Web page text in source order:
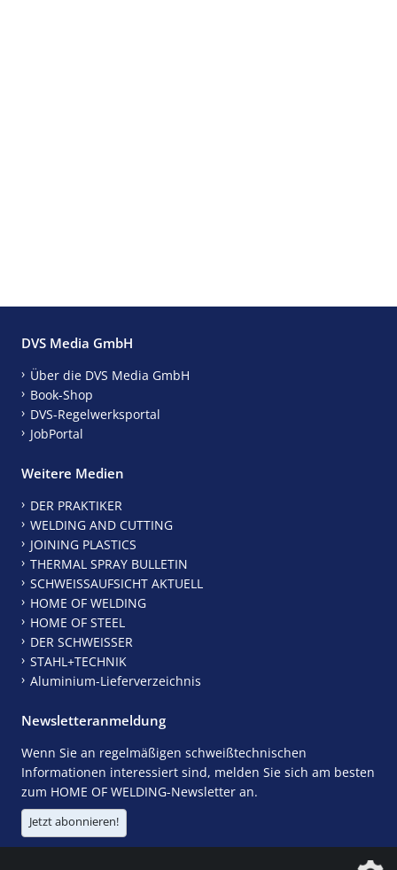
DVS Media GmbH
Über die DVS Media GmbH
Book-Shop
DVS-Regelwerksportal
JobPortal
Weitere Medien
DER PRAKTIKER
WELDING AND CUTTING
JOINING PLASTICS
THERMAL SPRAY BULLETIN
SCHWEISSAUFSICHT AKTUELL
HOME OF WELDING
HOME OF STEEL
DER SCHWEISSER
STAHL+TECHNIK
Aluminium-Lieferverzeichnis
Newsletteranmeldung
Wenn Sie an regelmäßigen schweißtechnischen
Informationen interessiert sind, melden Sie sich am besten
zum HOME OF WELDING-Newsletter an.
Jetzt abonnieren!